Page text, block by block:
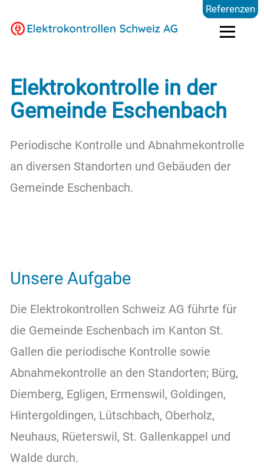
Elektrokontrollen
Branchen
Preise
FAQ
Über uns
Kontakt
Elektrokontrolle in der
Gemeinde Eschenbach
Periodische Kontrolle und Abnahmekontrolle
an diversen Standorten und Gebäuden der
Gemeinde Eschenbach.
Unsere Aufgabe
Die Elektrokontrollen Schweiz AG führte für
die Gemeinde Eschenbach im Kanton St.
Gallen die periodische Kontrolle sowie
Abnahmekontrolle an den Standorten; Bürg,
Diemberg, Egligen, Ermenswil, Goldingen,
Hintergoldingen, Lütschbach, Oberholz,
Neuhaus, Rüeterswil, St. Gallenkappel und
Walde durch.
Referenzen